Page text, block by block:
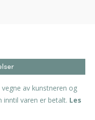
av kunstneren og
inntil varen er betalt. Les